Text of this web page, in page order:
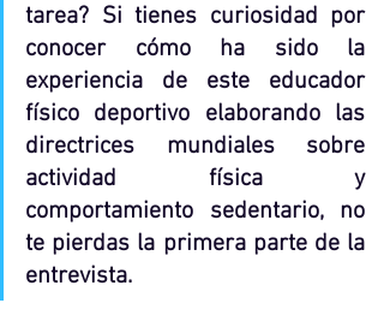
tarea? Si tienes curiosidad por
conocer cómo ha sido la
experiencia de este educador
físico deportivo elaborando las
directrices mundiales sobre
actividad física y
comportamiento sedentario, no
te pierdas la primera parte de la
entrevista.